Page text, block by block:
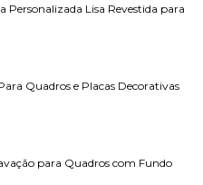
Lisa Revestida para
Quadros e Placas Decorativas
para Quadros com Fundo